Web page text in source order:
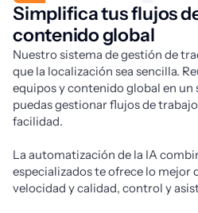
Simplifica tus flujos
contenido global
Nuestro sistema de gestión de
que la localización sea sencilla.
equipos y contenido global en un
puedas gestionar flujos de
facilidad.
La automatización de la IA
especializados te ofrece lo mejor
velocidad y calidad, control y